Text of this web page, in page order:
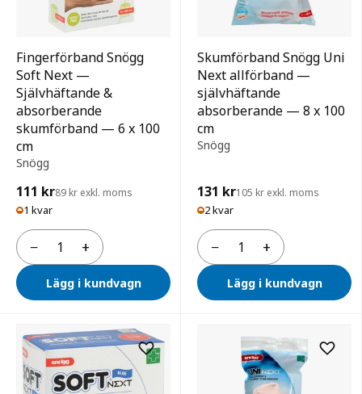
Fingerförband Snögg
Soft Next —
Självhäftande &
absorberande
skumförband — 6 x 100
cm
Snögg
111 kr89 kr exkl. moms
1 kvar
−
Antal +
Lägg i kundvagn
Skumförband Snögg Uni
Next allförband —
självhäftande
absorberande — 8 x 100
cm
Snögg
131 kr105 kr exkl. moms
2 kvar
−
Antal +
Lägg i kundvagn